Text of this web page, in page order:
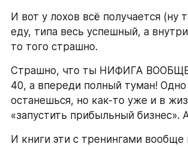
И вот у лохов всё получается (ну
еду, типа весь успешный, а
то того страшно.
Страшно, что ты НИФИГА
40, а впереди полный туман!
останешься, но как-то уже и в
«запустить прибыльный бизнес».
И книги эти с тренингами